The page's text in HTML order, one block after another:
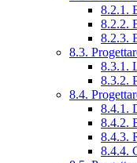
8.2.1.
8.2.2.
8.2.3.
8.3.
8.3.1.
8.3.2.
8.4.
8.4.1.
8.4.2.
8.4.3.
8.4.4.